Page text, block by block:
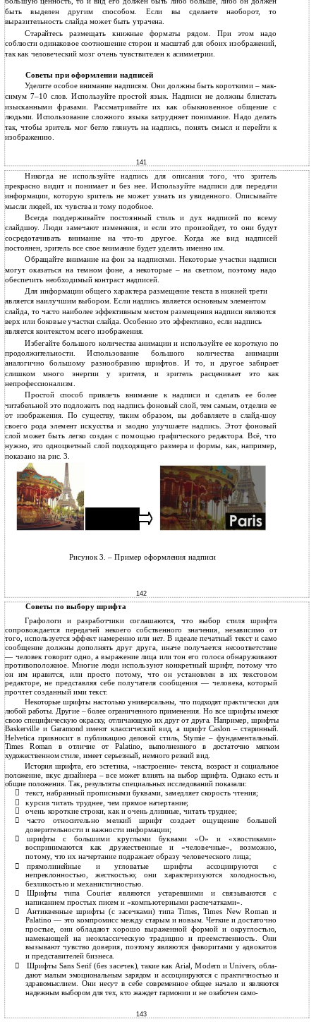
быть выделен другим способом. Если вы сделаете наоборот, то
выразительность слайда может быть утрачена.
Старайтесь размещать книжные форматы рядом. При этом надо
соблюсти одинаковое соотношение сторон и масштаб для обоих изображений,
так как человеческий мозг очень чувствителен к асимметрии.
Советы при оформлении надписей
Уделите особое внимание надписям. Они должны быть короткими – мак-
симум 7–10 слов. Используйте простой язык. Надписи не должны блистать
изысканными фразами. Рассматривайте их как обыкновенное общение с
людьми. Использование сложного языка затрудняет понимание. Надо делать
так, чтобы зритель мог бегло глянуть на надпись, понять смысл и перейти к
изображению.
141
Никогда не используйте надпись для описания того, что зритель
прекрасно видит и понимает и без нее. Используйте надписи для передачи
информации, которую зритель не может узнать из увиденного. Описывайте
мысли людей, их чувства и тому подобное.
Всегда поддерживайте постоянный стиль и дух надписей по всему
слайдшоу. Люди замечают изменения, и если это произойдет, то они будут
сосредотачивать внимание на что-то другое. Когда же вид надписей
постоянен, зритель все свое внимание будет уделять именно им.
Обращайте внимание на фон за надписями. Некоторые участки надписи
могут оказаться на темном фоне, а некоторые – на светлом, поэтому надо
обеспечить необходимый контраст надписей.
Для информации общего характера размещение текста в нижней трети
является наилучшим выбором. Если надпись является основным элементом
слайда, то часто наиболее эффективным местом размещения надписи являются
верх или боковые участки слайда. Особенно это эффективно, если надпись
является контекстом всего изображения.
Избегайте большого количества анимации и используйте ее короткую по
продолжительности. Использование большого количества анимации
аналогично большому разнообразию шрифтов. И то, и другое забирает
слишком много энергии у зрителя, и зритель расценивает это как
непрофессионализм.
Простой способ привлечь внимание к надписи и сделать ее более
читабельной это подложить под надпись фоновый слой, тем самым, отделив ее
от изображения. По существу, таким образом, вы добавляете в слайд-шоу
своего рода элемент искусства и заодно улучшаете надпись. Этот фоновый
слой может быть легко создан с помощью графического редактора. Всё, что
нужно, это одноцветный слой подходящего размера и формы, как, например,
показано на рис. 3.
Рисунок 3. – Пример оформления надписи
142
Советы по выбору шрифта
Графологи и разработчики соглашаются, что выбор стиля шрифта
сопровождается передачей некоего собственного значения, независимо от
того, используется эффект намеренно или нет. В идеале печатный текст и само
сообщение должны дополнять друг друга, иначе получается несоответствие
— человек говорит одно, а выражение лица или тон его голоса обнаруживают
противоположное. Многие люди используют конкретный шрифт, потому что
он им нравится, или просто потому, что он установлен в их текстовом
редакторе, не представляя себе получателя сообщения — человека, который
прочтет созданный ими текст.
Некоторые шрифты настолько универсальны, что подходят практически для
любой работы. Другие – более ограниченного применения. Но все шрифты имеют
свою специфическую окраску, отличающую их друг от друга. Например, шрифты
Baskerville и Garamond имеют классический вид, а шрифт Caslon – старинный.
Helvetica привносит в публикацию деловой стиль, Stymie – фундаментальный.
Times Roman в отличие от Palatino, выполненного в достаточно мягком
художественном стиле, имеет серьезный, немного резкий вид.
История шрифта, его эстетика, «настроение» текста, возраст и социальное
положение, вкус дизайнера – все может влиять на выбор шрифта. Однако есть и
общие положения. Так, результаты специальных исследований показали:
 текст, набранный прописными буквами, замедляет скорость чтения;

курсив читать труднее, чем прямое начертание;

очень короткие строки, как и очень длинные, читать труднее;
 часто относительно мелкий шрифт создает ощущение большей
доверительности и важности информации;

шрифты с большими круглыми буквами «О» и «хвостиками»
воспринимаются как дружественные и «человечные», возможно,
потому, что их начертание подражает образу человеческого лица;

прямолинейные и угловатые шрифты ассоциируются с
непреклонностью, жесткостью; они характеризуются холодностью,
безликостью и механистичностью.
 Шрифты типа Courier являются устаревшими и связываются с
написанием простых писем и «компьютерными распечатками».
 Антиквенные шрифты (с засечками) типа Times, Times New Roman и
Palatino — это компромисс между старым и новым. Четкие и достаточно
простые, они обладают хорошо выраженной формой и округлостью,
намекающей на неоклассическую традицию и преемственность. Они
вызывают чувство доверия, поэтому являются фаворитами у адвокатов
и представителей бизнеса.
 Шрифты Sans Serif (без засечек), такие как Arial, Modern и Univers, обла-
дают малым эмоциональным зарядом и ассоциируются с практичностью и
здравомыслием. Они несут в себе современное общее начало и являются
надежным выбором для тех, кто жаждет гармонии и не озабочен само-
143